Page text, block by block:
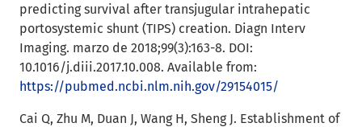
predicting survival after transjugular intrahepatic
portosystemic shunt (TIPS) creation. Diagn Interv
Imaging. marzo de 2018;99(3):163-8. DOI:
10.1016/j.diii.2017.10.008. Available from:
https://pubmed.ncbi.nlm.nih.gov/29154015/
Cai Q, Zhu M, Duan J, Wang H, Sheng J. Establishment of